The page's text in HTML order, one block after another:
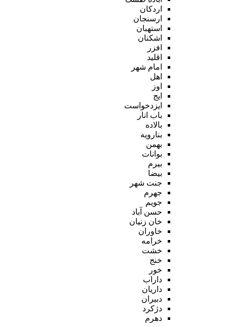
اردکان
ارسنجان
استهبان
اشکنان
افزر
اقلید
امام شهر
اهل
اوز
ایج
ایزدخواست
باب انار
بالاده
بنارویه
بهمن
بوانات
بیرم
بیضا
جنت شهر
جهرم
جویم
حسن آباد
خان زنیان
خاوران
خرامه
خشت
خنج
خور
داراب
داریان
دبیران
دژکرد
دهرم